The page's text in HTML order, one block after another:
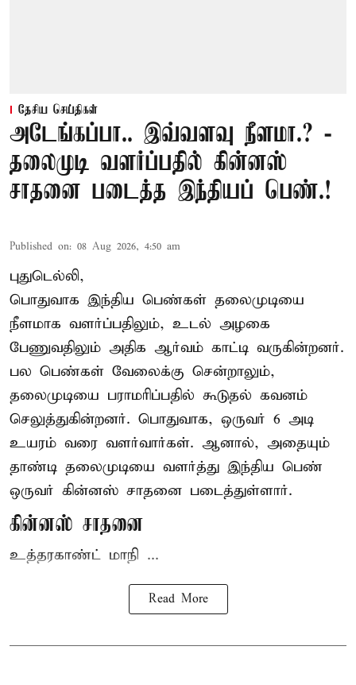
தேசிய செய்திகள்
அடேங்கப்பா.. இவ்வளவு நீளமா.? -
தலைமுடி வளர்ப்பதில் கின்னஸ்
சாதனை படைத்த இந்தியப் பெண்.!
Published on: 08 Aug 2026, 4:50 am
புதுடெல்லி,
பொதுவாக இந்திய பெண்கள் தலைமுடியை
நீளமாக வளர்ப்பதிலும், உடல் அழகை
பேணுவதிலும் அதிக ஆர்வம் காட்டி வருகின்றனர்.
பல பெண்கள் வேலைக்கு சென்றாலும்,
தலைமுடியை பராமரிப்பதில் கூடுதல் கவனம்
செலுத்துகின்றனர். பொதுவாக, ஒருவர் 6 அடி
உயரம் வரை வளர்வார்கள். ஆனால், அதையும்
தாண்டி தலைமுடியை வளர்த்து இந்திய பெண்
ஒருவர் கின்னஸ் சாதனை படைத்துள்ளார்.
கின்னஸ் சாதனை
உத்தரகாண்ட் மாநி ...
Read More